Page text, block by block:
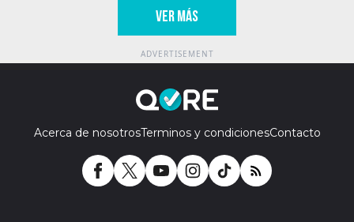
VER MÁS
Acerca de nosotrosTerminos y condicionesContacto